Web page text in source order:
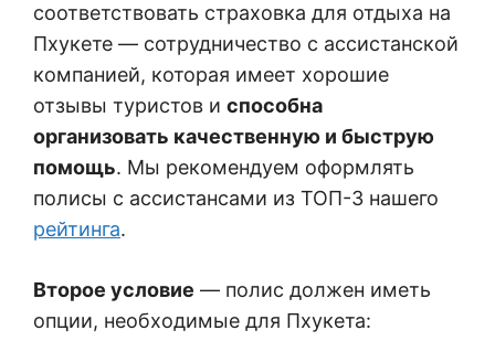
соответствовать страховка для отдыха на
Пхукете — сотрудничество с ассистанской
компанией, которая имеет хорошие
отзывы туристов и способна
организовать качественную и быструю
помощь. Мы рекомендуем оформлять
полисы с ассистансами из ТОП-3 нашего
рейтинга.
Второе условие — полис должен иметь
опции, необходимые для Пхукета: